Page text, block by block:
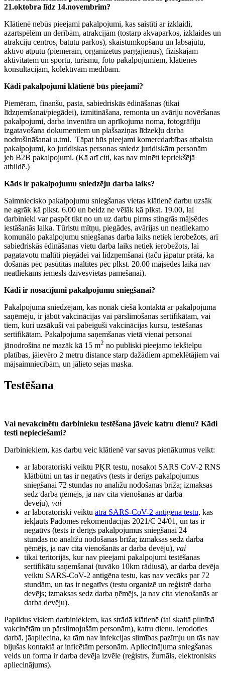
21.oktobra līdz 14.novembrim?
Klātienē nebūs pieejami pakalpojumi, kas saistīti ar izklaidi,
azartspēlēm un derībām, atrakcijām (tostarp akvaparkos, izklaides un
atrakciju centros, batutu parkos), skaistumkopšanu un labsajūtu,
aktīvo atpūtu (piemēram, organizētus pārgājienus), fiziskajām
aktivitātēm un sportu, tūrismu, foto pakalpojumiem, klātienes
konsultācijām, kolektīvām medībām.
Kādi pakalpojumi klātienē būs pieejami?
Piemēram, finanšu, pasta, sabiedriskās ēdināšanas (tikai
līdzņemšanai/piegādei), izmitināšana, remonta un avāriju novēršanas
pakalpojumi, darba inventāra un aprīkojuma noma, fotogrāfiju
izgatavošana dokumentiem un plašsaziņas līdzekļu darba
nodrošināšanai u.tml. Tāpat būs pieejami komercdarbības atbalsta
pakalpojumi, ko juridiskas personas sniedz juridiskām personām
jeb B2B pakalpojumi. (Kā arī citi, kas nav minēti iepriekšējā
atbildē.)
Kāds ir pakalpojumu sniedzēju darba laiks?
Saimniecisko pakalpojumu sniegšanas vietas klātienē darbu uzsāk
ne agrāk kā plkst. 6.00 un beidz ne vēlāk kā plkst. 19.00, lai
darbinieki var paspēt tikt no un uz darbu pirms stingrās mājsēdes
iestāšanās laika. Tūristu mītņu, piegādes, avārijas un neatliekamo
komunālo pakalpojumu sniegšanas darba laiks netiek ierobežots, arī
sabiedriskās ēdināšanas vietu darba laiks netiek ierobežots, lai
pagatavotu maltīti piegādei vai līdzņemšanai (taču jāpatur prātā, ka
došanās pēc pasūtītās maltītes pēc plkst. 20.00 mājsēdes laikā nav
neatliekams iemesls dzīvesvietas pamešanai).
Kādi ir nosacījumi pakalpojumu sniegšanai?
Pakalpojuma sniedzējam, kas nonāk ciešā kontaktā ar pakalpojuma
saņēmēju, ir jābūt vakcinācijas vai pārslimošanas sertifikātam, vai
tiem, kuri uzsākuši vai pabeiguši vakcinācijas kursu, testēšanas
sertifikātam. Pakalpojuma saņemšanas vietā vienai personai
jānodrošina ne mazāk kā 15 m2 no publiski pieejamo iekštelpu
platības, jāievēro 2 metru distance starp dažādiem apmeklētājiem vai
mājsaimniecībām, un jālieto sejas maska.
Testēšana
Vai nevakcinētu darbinieku testēšana jāveic katru dienu? Kādi
testi nepieciešami?
Darbiniekiem, kas darbu veic klātienē var savus pienākumus veikt:
ar laboratoriski veiktu PĶR testu, nosakot SARS CoV-2 RNS
klātbūtni un tas ir negatīvs (tests ir derīgs pakalpojumus
sniegšanai 72 stundas no analīžu nodošanas brīža; izmaksas
sedz darba ņēmējs, ja nav cita vienošanās ar darba
devēju), vai
ar laboratoriski veiktu ātrā SARS-CoV-2 antigēna testu, kas
iekļauts Padomes rekomendācijās 2021/C 24/01, un tas ir
negatīvs (tests ir derīgs pakalpojumus sniegšanai 24
stundas no analīžu nodošanas brīža; izmaksas sedz darba
ņēmējs, ja nav cita vienošanās ar darba devēju), vai
tikai teritorijās, kur nav pieejami pakalpojumi testēšanas
sertifikātu saņemšanai (tuvāko 10km rādiusā), ar darba devēja
veiktu SARS-CoV-2 antigēna testu, kas nav vecāks par 72
stundām, un tas ir negatīvs (testu organizē un reģistrē darba
devējs; izmaksas sedz darba ņēmējs, ja nav cita vienošanās ar
darba devēju).
Papildus visiem darbiniekiem, kas strādā klātienē (tai skaitā pilnībā
vakcinētām un pārslimojušām personām), katru dienu, ierodoties
darbā, jāapliecina, ka tām nav infekcijas slimības pazīmju un tās nav
bijušas kontaktā ar inficētām personām. Apliecinājuma sniegšanas
veids un forma ir darba devēja izvēle (reģistrs, žurnāls, elektronisks
apliecinājums).